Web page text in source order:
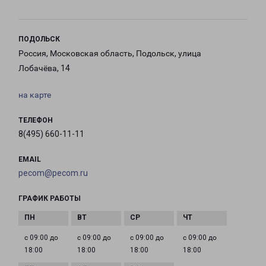
ПОДОЛЬСК
Россия, Московская область, Подольск, улица
Лобачёва, 14
на карте
ТЕЛЕФОН
8(495) 660-11-11
EMAIL
pecom@pecom.ru
ГРАФИК РАБОТЫ
с 09:00 до
18:00
с 09:00 до
18:00
с 09:00 до
18:00
с 09:00 до
18:00